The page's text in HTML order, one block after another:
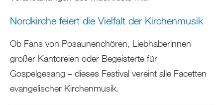
Nordkirche feiert die Vielfalt der Kirchenmusik
Ob Fans von Posaunenchören, Liebhaberinnen
großer Kantoreien oder Begeisterte für
Gospelgesang – dieses Festival vereint alle Facetten
evangelischer Kirchenmusik.